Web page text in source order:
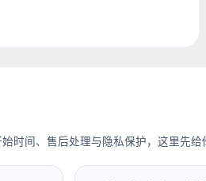
时间、售后处理与隐私保护，这里先给